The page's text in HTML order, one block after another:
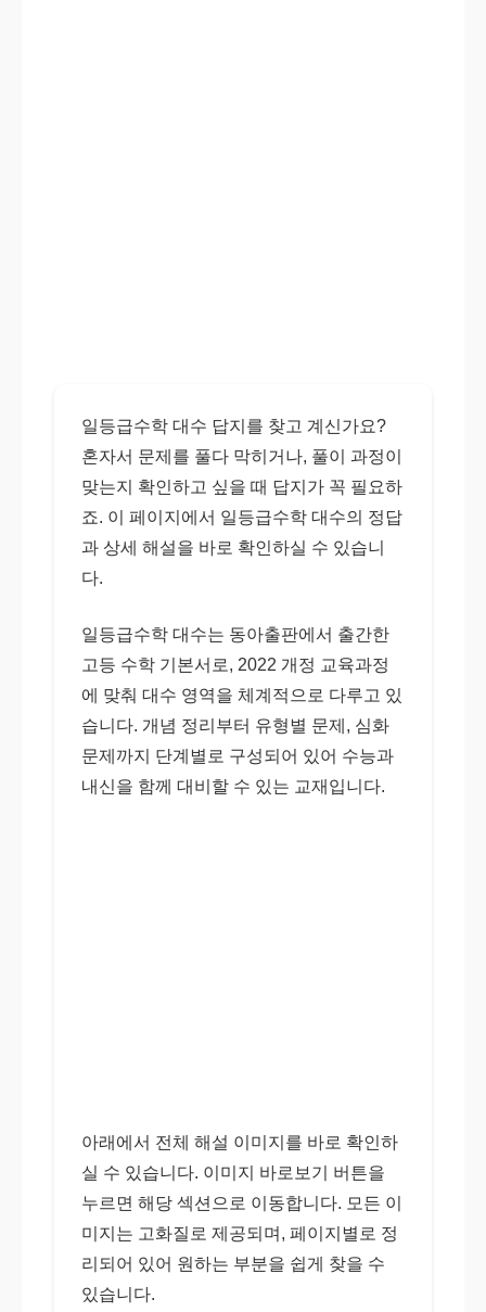
일등급수학 대수 답지를 찾고 계신가요?
혼자서 문제를 풀다 막히거나, 풀이 과정이
맞는지 확인하고 싶을 때 답지가 꼭 필요하
죠. 이 페이지에서 일등급수학 대수의 정답
과 상세 해설을 바로 확인하실 수 있습니
다.
일등급수학 대수는 동아출판에서 출간한
고등 수학 기본서로, 2022 개정 교육과정
에 맞춰 대수 영역을 체계적으로 다루고 있
습니다. 개념 정리부터 유형별 문제, 심화
문제까지 단계별로 구성되어 있어 수능과
내신을 함께 대비할 수 있는 교재입니다.
아래에서 전체 해설 이미지를 바로 확인하
실 수 있습니다. 이미지 바로보기 버튼을
누르면 해당 섹션으로 이동합니다. 모든 이
미지는 고화질로 제공되며, 페이지별로 정
리되어 있어 원하는 부분을 쉽게 찾을 수
있습니다.